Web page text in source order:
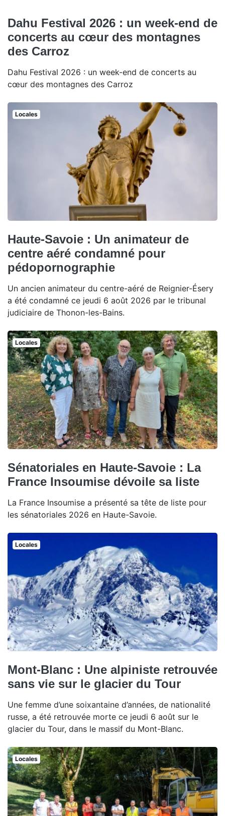
Dahu Festival 2026 : un week-end de
concerts au cœur des montagnes
des Carroz
Dahu Festival 2026 : un week-end de concerts au
cœur des montagnes des Carroz
Locales
Haute-Savoie : Un animateur de
centre aéré condamné pour
pédopornographie
Un ancien animateur du centre-aéré de Reignier-Ésery
a été condamné ce jeudi 6 août 2026 par le tribunal
judiciaire de Thonon-les-Bains.
Locales
Sénatoriales en Haute-Savoie : La
France Insoumise dévoile sa liste
La France Insoumise a présenté sa tête de liste pour
les sénatoriales 2026 en Haute-Savoie.
Locales
Mont-Blanc : Une alpiniste retrouvée
sans vie sur le glacier du Tour
Une femme d’une soixantaine d’années, de nationalité
russe, a été retrouvée morte ce jeudi 6 août sur le
glacier du Tour, dans le massif du Mont-Blanc.
Locales